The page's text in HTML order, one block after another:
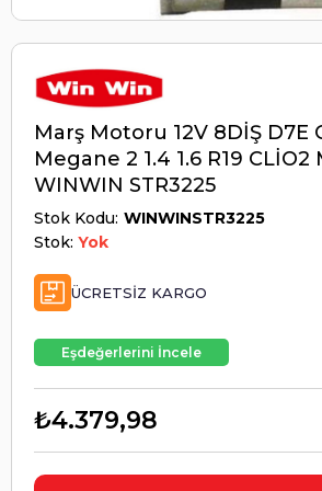
Marş Motoru 12V 8DİŞ D7E
Megane 2 1.4 1.6 R19 CLİO2
WINWIN STR3225
Stok Kodu WINWINSTR3225
Stok: Yok
ÜCRETSIZ KARGO
Eşdeğerlerini İncele
₺4.379,98